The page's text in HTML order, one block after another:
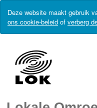
Deze website maakt gebruik
ons cookie-beleid of verberg